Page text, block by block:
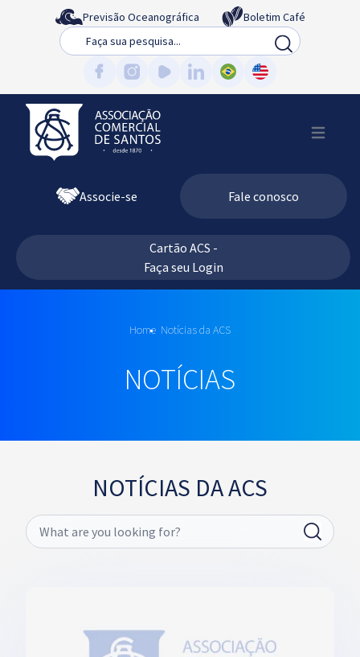
Previsão Oceanográfica
Boletim Café
Busca
Associe-se Fale conosco
Cartão ACS -
Faça seu Login
Home Notícias da ACS
NOTÍCIAS
NOTÍCIAS DA ACS